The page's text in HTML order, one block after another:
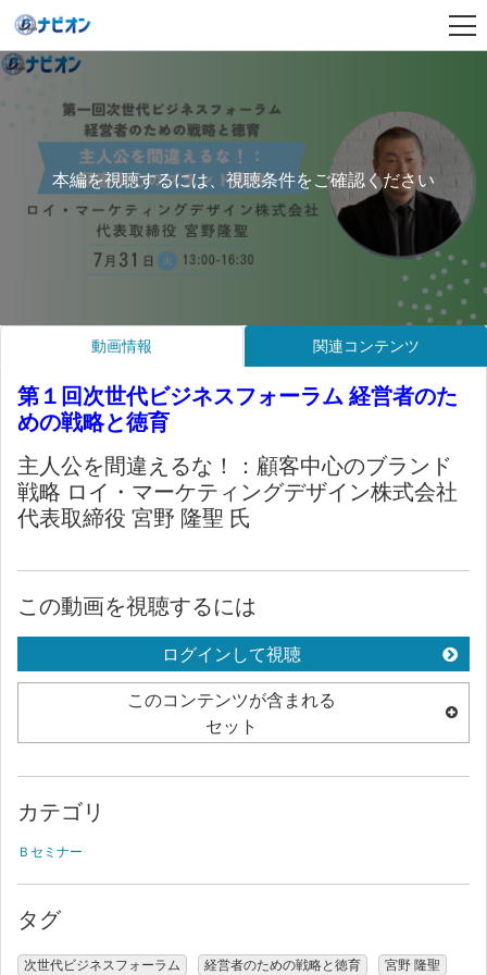
本編を視聴するには、視聴条件をご確認ください
動画情報 関連コンテンツ
第１回次世代ビジネスフォーラム 経営者のた
めの戦略と徳育
主人公を間違えるな！：顧客中心のブランド
戦略 ロイ・マーケティングデザイン株式会社
代表取締役 宮野 隆聖 氏
この動画を視聴するには
ログインして視聴
このコンテンツが含まれる
セット
カテゴリ
Ｂセミナー
タグ
次世代ビジネスフォーラム 経営者のための戦略と徳育 宮野 隆聖